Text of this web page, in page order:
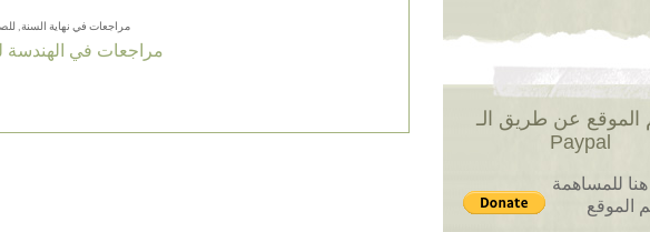
مراجعات في نهاية السنة,
مراجعات في الهندسة
الموقع عن طريق الـ
Paypal
للمساهمة
الموقع